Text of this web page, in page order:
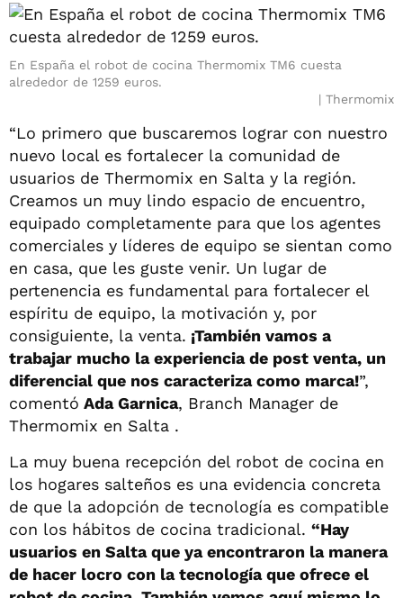
En España el robot de cocina Thermomix TM6 cuesta
alrededor de 1259 euros.
Thermomix
“Lo primero que buscaremos lograr con nuestro
nuevo local es fortalecer la comunidad de
usuarios de Thermomix en Salta y la región.
Creamos un muy lindo espacio de encuentro,
equipado completamente para que los agentes
comerciales y líderes de equipo se sientan como
en casa, que les guste venir. Un lugar de
pertenencia es fundamental para fortalecer el
espíritu de equipo, la motivación y, por
consiguiente, la venta. ¡También vamos a
trabajar mucho la experiencia de post venta, un
diferencial que nos caracteriza como marca!”,
comentó Ada Garnica, Branch Manager de
Thermomix en Salta .
La muy buena recepción del robot de cocina en
los hogares salteños es una evidencia concreta
de que la adopción de tecnología es compatible
con los hábitos de cocina tradicional. “Hay
usuarios en Salta que ya encontraron la manera
de hacer locro con la tecnología que ofrece el